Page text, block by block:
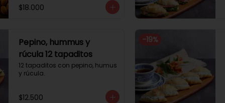
$18.000
Pepino, hummus y
rúcula 12 tapaditos
12 tapaditos con pepino, humus
y rúcula.
$12.500
-19%